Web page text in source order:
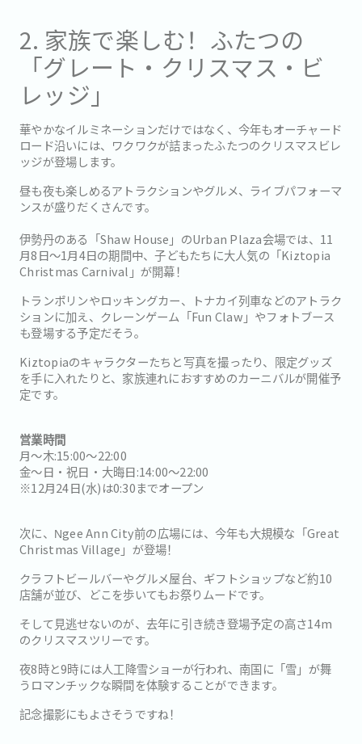
2. 家族で楽しむ！ふたつの
「グレート・クリスマス・ビ
レッジ」
華やかなイルミネーションだけではなく、今年もオーチャード
ロード沿いには、ワクワクが詰まったふたつのクリスマスビレ
ッジが登場します。
昼も夜も楽しめるアトラクションやグルメ、ライブパフォーマ
ンスが盛りだくさんです。
伊勢丹のある「Shaw House」のUrban Plaza会場では、11
月8日〜1月4日の期間中、子どもたちに大人気の「Kiztopia
Christmas Carnival」が開幕！
トランポリンやロッキングカー、トナカイ列車などのアトラク
ションに加え、クレーンゲーム「Fun Claw」やフォトブース
も登場する予定だそう。
Kiztopiaのキャラクターたちと写真を撮ったり、限定グッズ
を手に入れたりと、家族連れにおすすめのカーニバルが開催予
定です。
営業時間
月〜木:15:00〜22:00
金〜日・祝日・大晦日:14:00〜22:00
※12月24日(水)は0:30までオープン
次に、Ngee Ann City前の広場には、今年も大規模な「Great
Christmas Village」が登場！
クラフトビールバーやグルメ屋台、ギフトショップなど約10
店舗が並び、どこを歩いてもお祭りムードです。
そして見逃せないのが、去年に引き続き登場予定の高さ14m
のクリスマスツリーです。
夜8時と9時には人工降雪ショーが行われ、南国に「雪」が舞
うロマンチックな瞬間を体験することができます。
記念撮影にもよさそうですね！